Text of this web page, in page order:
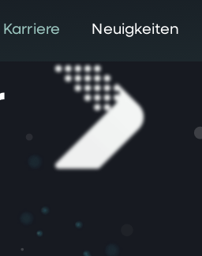
Karriere Neuigkeiten